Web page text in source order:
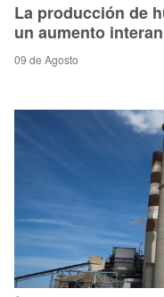
La producción de
un aumento
09 de Agosto